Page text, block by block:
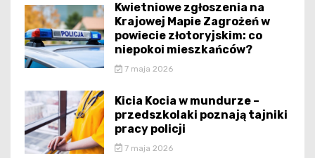
Kwietniowe zgłoszenia na
Krajowej Mapie Zagrożeń w
powiecie złotoryjskim: co
niepokoi mieszkańców?
7 maja 2026
Kicia Kocia w mundurze –
przedszkolaki poznają tajniki
pracy policji
7 maja 2026